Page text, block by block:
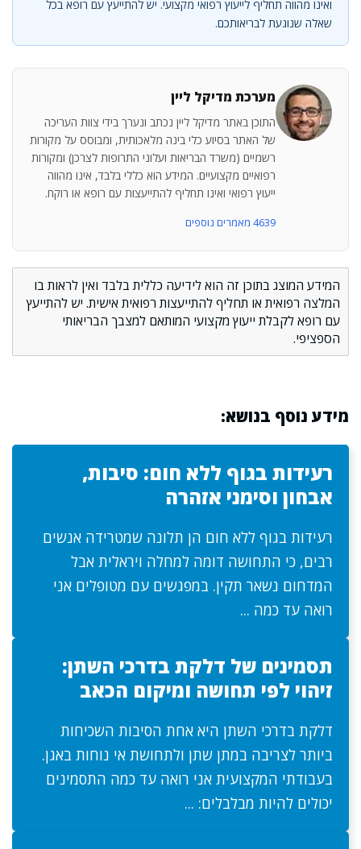
ואינו מהווה תחליף לייעוץ רפואי מקצועי. יש להתייעץ עם רופא בכל
שאלה שנוגעת לבריאותכם.
מערכת מדיקל ליין
התוכן באתר מדיקל ליין נכתב ונערך בידי צוות העריכה
של האתר בסיוע כלי בינה מלאכותית, ומבוסס על מקורות
רשמיים (משרד הבריאות ועלוני התרופות לצרכן) ומקורות
רפואיים מקצועיים. המידע הוא כללי בלבד, אינו מהווה
ייעוץ רפואי ואינו תחליף להתייעצות עם רופא או רוקח.
4639 מאמרים נוספים
המידע המוצג בתוכן זה הוא לידיעה כללית בלבד ואין לראות בו
המלצה רפואית או תחליף להתייעצות רפואית אישית. יש להתייעץ
עם רופא לקבלת ייעוץ מקצועי המותאם למצבך הבריאותי
הספציפי.
מידע נוסף בנושא:
רעידות בגוף ללא חום: סיבות,
אבחון וסימני אזהרה
רעידות בגוף ללא חום הן תלונה שמטרידה אנשים
רבים, כי התחושה דומה למחלה ויראלית אבל
המדחום נשאר תקין. במפגשים עם מטופלים אני
רואה עד כמה ...
תסמינים של דלקת בדרכי השתן:
זיהוי לפי תחושה ומיקום הכאב
דלקת בדרכי השתן היא אחת הסיבות השכיחות
ביותר לצריבה במתן שתן ולתחושת אי נוחות באגן.
בעבודתי המקצועית אני רואה עד כמה התסמינים
יכולים להיות מבלבלים: ...